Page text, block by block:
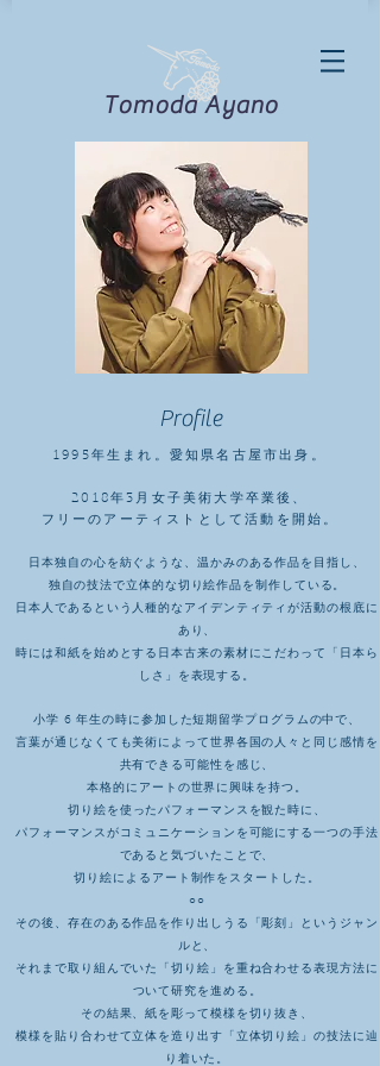
TomodaAyano
Profile
1995年生まれ。愛知県名古屋市出身。
2018年3月女子美術大学卒業後、
フリーのアーティストとして活動を開始。​
日本独自の心を紡ぐような、温かみのある作品を目指し、
独自の技法で立体的な切り絵作品を制作している。
日本人であるという人種的なアイデンティティが活動の根底に
あり、
時には和紙を始めとする日本古来の素材にこだわって「日本ら
しさ」を表現する。
小学 6 年生の時に参加した短期留学プログラムの中で、
言葉が通じなくても美術によって世界各国の人々と同じ感情を
共有できる可能性を感じ、
本格的にアートの世界に興味を持つ。
切り絵を使ったパフォーマンスを観た時に、
パフォーマンスがコミュニケーションを可能にする一つの手法
であると気づいたことで、
切り絵によるアート制作をスタートした。
○○
その後、存在のある作品を作り出しうる「彫刻」というジャン
ルと、
それまで取り組んでいた「切り絵」を重ね合わせる表現方法に
ついて研究を進める。
その結果、紙を彫って模様を切り抜き、
模様を貼り合わせて立体を造り出す「立体切り絵」の技法に辿
り着いた。